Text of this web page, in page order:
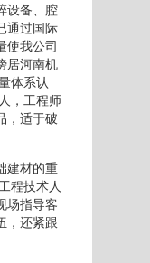
设备、腔
通过国际
使我公司
居河南机
体系认
，工程师
，适于破
建材的重
程技术人
场指导客
，还紧跟